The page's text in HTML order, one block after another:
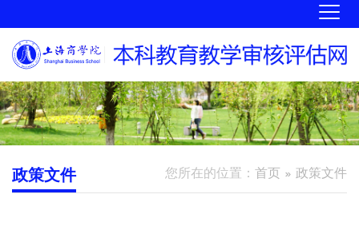
您所在的位置： 首页 政策文件
政策文件